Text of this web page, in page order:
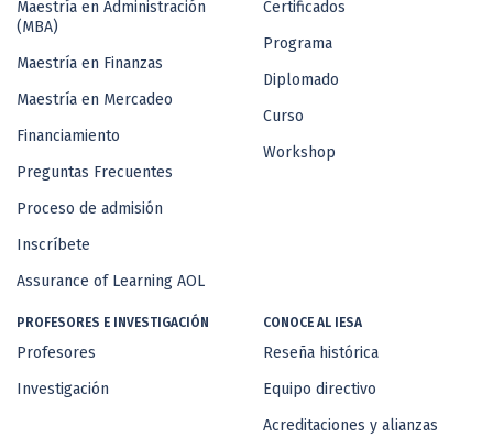
Maestría en Administración
(MBA)
Maestría en Finanzas
Maestría en Mercadeo
Financiamiento
Preguntas Frecuentes
Proceso de admisión
Inscríbete
Assurance of Learning AOL
Certificados
Programa
Diplomado
Curso
Workshop
PROFESORES E INVESTIGACIÓN
Profesores
Investigación
CONOCE AL IESA
Reseña histórica
Equipo directivo
Acreditaciones y alianzas